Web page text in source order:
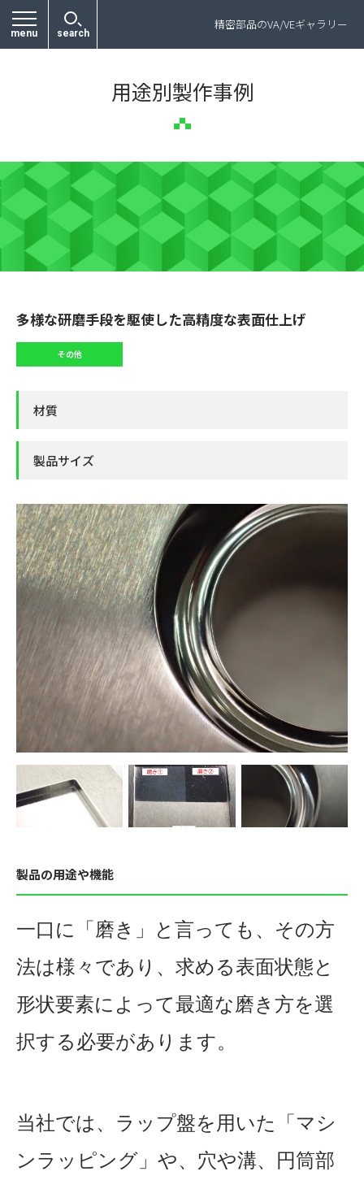
menu search
精密部品のVA/VEギャラリー
用途別製作事例
多様な研磨手段を駆使した高精度な表面仕上げ
その他
材質
製品サイズ
製品の用途や機能
一口に「磨き」と言っても、その方
法は様々であり、求める表面状態と
形状要素によって最適な磨き方を選
択する必要があります。
当社では、ラップ盤を用いた「マシ
ンラッピング」や、穴や溝、円筒部